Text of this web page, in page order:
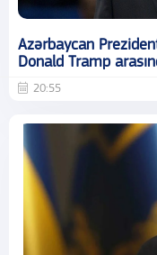
Azərbaycan
Donald Tramp
20:55